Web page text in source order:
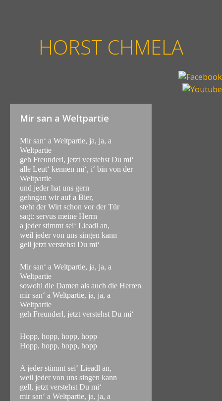
HORST CHMELA
Mir san a Weltpartie
Mir san‘ a Weltpartie, ja, ja, a
Weltpartie
geh Freunderl, jetzt verstehst Du mi‘
alle Leut‘ kennen mi‘, i‘ bin von der
Weltpartie
und jeder hat uns gern
gehngan wir auf a Bier,
steht der Wirt schon vor der Tür
sagt: servus meine Herrn
a jeder stimmt sei‘ Lieadl an,
weil jeder von uns singen kann
gell jetzt verstehst Du mi‘
Mir san‘ a Weltpartie, ja, ja, a
Weltpartie
sowohl die Damen als auch die Herren
mir san‘ a Weltpartie, ja, ja, a
Weltpartie
geh Freunderl, jetzt verstehst Du mi‘
Hopp, hopp, hopp, hopp
Hopp, hopp, hopp, hopp
A jeder stimmt sei‘ Lieadl an,
weil jeder von uns singen kann
gell, jetzt verstehst Du mi‘
mir san‘ a Weltpartie, ja, ja, a